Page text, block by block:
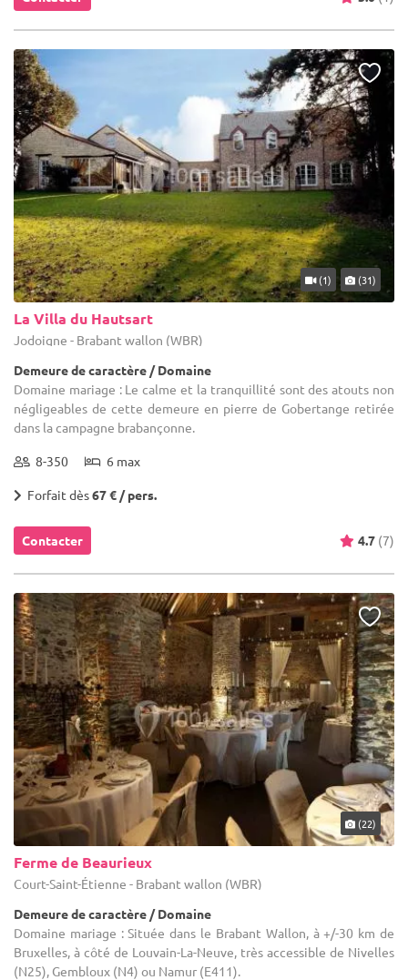
(1) (31)
La Villa du Hautsart
Jodoigne - Brabant wallon (WBR)
Demeure de caractère / Domaine
Domaine mariage : Le calme et la tranquillité sont des atouts non
négligeables de cette demeure en pierre de Gobertange retirée
dans la campagne brabançonne.
8-350 6 max
Forfait dès67 € / pers.
Contacter 4.7 (7)
(22)
Ferme de Beaurieux
Court-Saint-Étienne - Brabant wallon (WBR)
Demeure de caractère / Domaine
Domaine mariage : Située dans le Brabant Wallon, à +/-30 km de
Bruxelles, à côté de Louvain-La-Neuve, très accessible de Nivelles
(N25), Gembloux (N4) ou Namur (E411).